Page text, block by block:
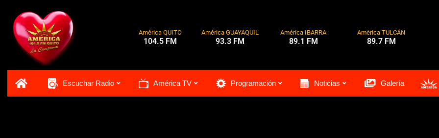
contenido
América QUITO
104.5 FM
América GUAYAQUIL
93.3 FM
América IBARRA
89.1 FM
América TULCÁN
89.7 FM
Escuchar Radio América TV Programación Noticias Galería